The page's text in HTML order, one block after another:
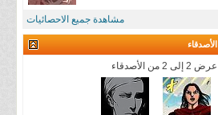
مشاهدة جميع الاحصائيات
الأصدقاء
عرض 2 إلى 2 من الأصدقاء